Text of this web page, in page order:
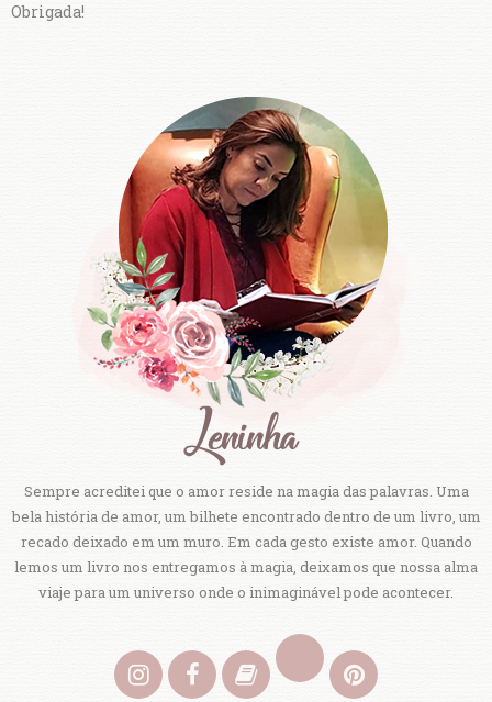
Obrigada!
Sempre acreditei que o amor reside na magia das palavras. Uma
bela história de amor, um bilhete encontrado dentro de um livro, um
recado deixado em um muro. Em cada gesto existe amor. Quando
lemos um livro nos entregamos à magia, deixamos que nossa alma
viaje para um universo onde o inimaginável pode acontecer.